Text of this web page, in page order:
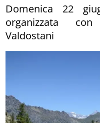
Domenica 22
organizzata
Valdostani